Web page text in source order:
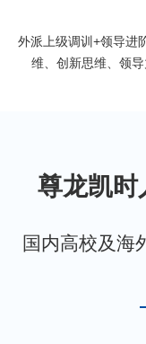
外派上级调训+领导进阶
维、创新思维
尊龙凯时
国内高校及海